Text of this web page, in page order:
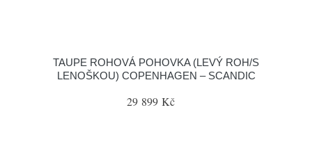
TAUPE ROHOVÁ POHOVKA (LEVÝ ROH/S
LENOŠKOU) COPENHAGEN – SCANDIC
29 899 Kč